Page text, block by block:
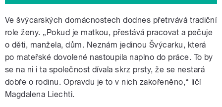
Ve švýcarských domácnostech dodnes přetrvává tradiční
role ženy. „Pokud je matkou, přestává pracovat a pečuje
o děti, manžela, dům. Neznám jedinou Švýcarku, která
po mateřské dovolené nastoupila naplno do práce. To by
se na ni i ta společnost dívala skrz prsty, že se nestará
dobře o rodinu. Opravdu je to v nich zakořeněno,“ líčí
Magdalena Liechti.